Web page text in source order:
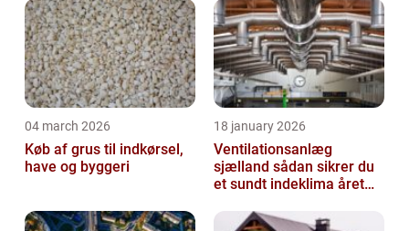
04 march 2026
Køb af grus til indkørsel,
have og byggeri
18 january 2026
Ventilationsanlæg
sjælland sådan sikrer du
et sundt indeklima året